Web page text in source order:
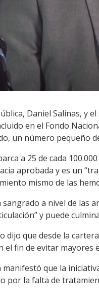
Daniel Salinas, y
en el Fondo
un número pequeño
a 25 de cada
aprobada y es un
mismo de las
sangrado a nivel de las
y puede
dijo que desde la
el fin de evitar
que la
por la falta de